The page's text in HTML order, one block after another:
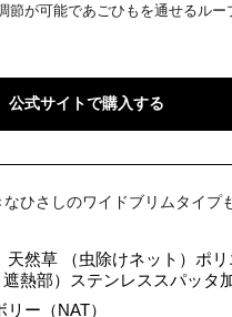
節が可能であごひもを通せるルー
公式サイトで購入する
ひさしのワイドブリムタイプ
天然草 （虫除けネット）ポ
熱部）ステンレススパッタ
ー（NAT）